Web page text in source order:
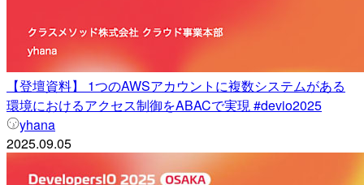
【登壇資料】 1つのAWSアカウントに複数システムがある
環境におけるアクセス制御をABACで実現 #devio2025
yhana
2025.09.05